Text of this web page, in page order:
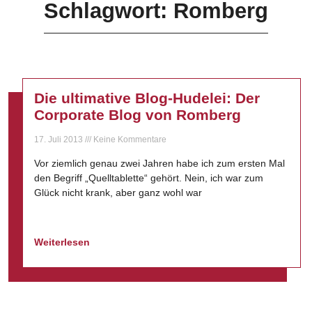
Schlagwort: Romberg
Die ultimative Blog-Hudelei: Der
Corporate Blog von Romberg
17. Juli 2013 Keine Kommentare
Vor ziemlich genau zwei Jahren habe ich zum ersten Mal
den Begriff „Quelltablette“ gehört. Nein, ich war zum
Glück nicht krank, aber ganz wohl war
Weiterlesen